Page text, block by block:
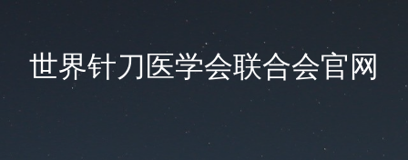
世界针刀医学会联合会官网